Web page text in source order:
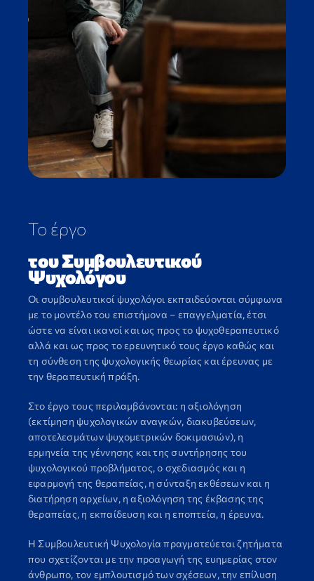
Το έργο
του Συμβουλευτικού
Ψυχολόγου
Οι συμβουλευτικοί ψυχολόγοι εκπαιδεύονται σύμφωνα
με το μοντέλο του επιστήμονα – επαγγελματία, έτσι
ώστε να είναι ικανοί και ως προς το ψυχοθεραπευτικό
αλλά και ως προς το ερευνητικό τους έργο καθώς και
τη σύνθεση της ψυχολογικής θεωρίας και έρευνας με
την θεραπευτική πράξη.
Στο έργο τους περιλαμβάνονται: η αξιολόγηση
(εκτίμηση ψυχολογικών αναγκών, διακυβεύσεων,
αποτελεσμάτων ψυχομετρικών δοκιμασιών), η
ερμηνεία της γέννησης και της συντήρησης του
ψυχολογικού προβλήματος, ο σχεδιασμός και η
εφαρμογή της θεραπείας, η σύνταξη εκθέσεων και η
διατήρηση αρχείων, η αξιολόγηση της έκβασης της
θεραπείας, η εκπαίδευση και η εποπτεία, η έρευνα.
Η Συμβουλευτική Ψυχολογία πραγματεύεται ζητήματα
που σχετίζονται με την προαγωγή της ευημερίας στον
άνθρωπο, τον εμπλουτισμό των σχέσεων, την επίλυση